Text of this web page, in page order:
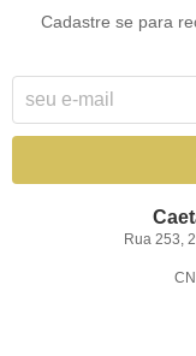
Cadastre se para
Rua 253,